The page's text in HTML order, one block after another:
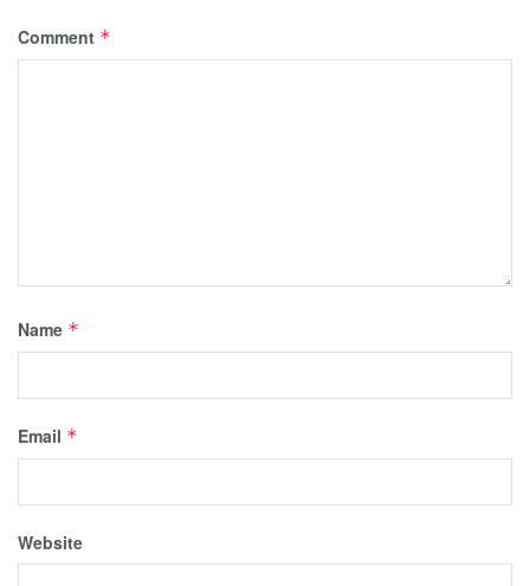
Comment *
Name *
Email *
Website